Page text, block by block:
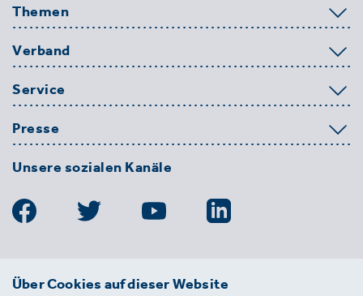
Themen
Verband
Service
Presse
Unsere sozialen Kanäle
BDE
Über Cookies auf dieser Website